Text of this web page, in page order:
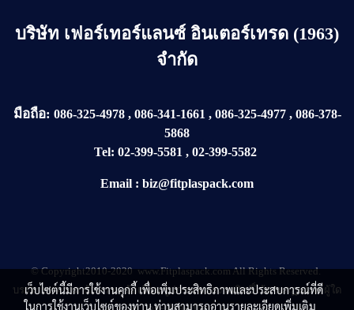
บริษัท เฟอร์เทอร์แลนซ์ อินเตอร์เทรด (1963)
จำกัด
มือถือ: 086-325-4978, 086-341-1661 , 086-325-4977, 086-378-
5868
Tel: 02-399-5581 , 02-399-5582
Email : biz@fitplaspack.com
© Copyright2010-2020 www.Fitplaspack.com All Rights Reserved.
บรรดาบทความ ข้อความ ข้อเขียน รูปภาพ ขอสงวนสิทธิ์ไว้ตามกฏหมายผู้ใด
เว็บไซต์นี้มีการใช้งานคุกกี้ เพื่อเพิ่มประสิทธิภาพและประสบการณ์ที่ดี
ในการใช้งานเว็บไซต์ของท่าน ท่านสามารถอ่านรายละเอียดเพิ่มเติม